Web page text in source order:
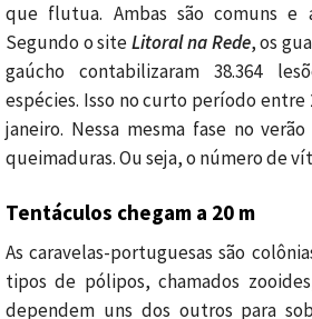
que flutua. Ambas são comuns e
Segundo o siteLitoral na Rede, os
gaúcho contabilizaram 38.364
espécies. Isso no curto período entre
janeiro. Nessa mesma fase no
queimaduras. Ou seja, o número de
Tentáculos chegam a 20 m
As caravelas-portuguesas são
tipos de pólipos, chamados
dependem uns dos outros para